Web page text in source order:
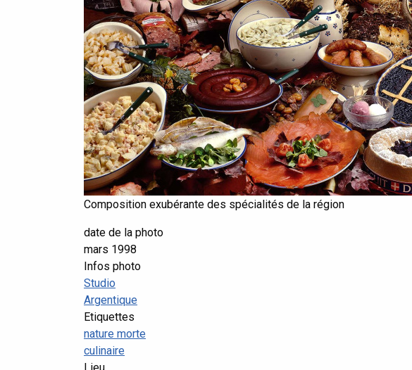
Composition exubérante des spécialités de la région
date de la photo
mars 1998
Infos photo
Studio
Argentique
Etiquettes
nature morte
culinaire